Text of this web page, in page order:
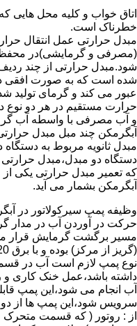
اتاق خواب و کلیه محل هایی
خطرناک است.
مبدل حرارتی عمل انتقال
(مصرفی و گرمایشی)در
شود.مبدل حرارتی از چند
شده است که به صورت افقی
عبور می کند و گرمای تولید
حرارت مستقیم در هر دو
و آب مصرفی با واسطه آب
آبگرمکن چند مبل مبدل
مبدل ثانویه مربوط به
دستگاه دو مبدل،مبدل
که تعمیر مبدل حرارتی یکی
آبگرمکن بشمار می آید.
وظیفه پمپ سیرکولاتور در
حرکت در آوردن آب در مدار
مسیر برگشت گرمایش قرار می
نوع پمپ لازم است آب در
داشته باشد،عمل خنک کاری و
آب انجام می شود،این پمپ
سرویس شود،این پمپ ها از
از : روتور ( که قسمت متحرک